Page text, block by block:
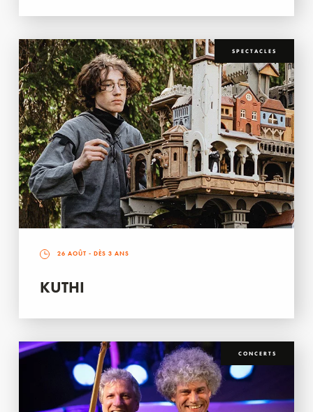
SPECTACLES
26 AOÛT - DÈS 3 ANS
KUTHI
CONCERTS